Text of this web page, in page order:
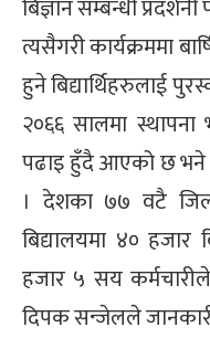
बिज्ञान सम्बन्धी
त्यसैगरी कार्यक्रममा
हुने बिद्यार्थिहरुलाई
२०६६ सालमा स्थापना
पढाइ हुँदै आएको छ भने
। देशका ७७ वटै
बिद्यालयमा ४० हजार
हजार ५ सय
दिपक सन्जेलले